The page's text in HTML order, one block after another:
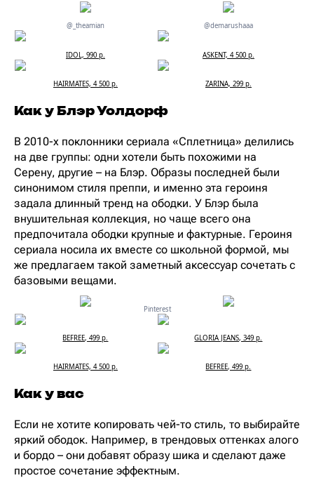
@_theamian @demarushaaa
IDOL, 990 р. ASKENT, 4 500 р.
HAIRMATES, 4 500 р. ZARINA, 299 р.
Как у Блэр Уолдорф
В 2010-х поклонники сериала «Сплетница» делились
на две группы: одни хотели быть похожими на
Серену, другие – на Блэр. Образы последней были
синонимом стиля преппи, и именно эта героиня
задала длинный тренд на ободки. У Блэр была
внушительная коллекция, но чаще всего она
предпочитала ободки крупные и фактурные. Героиня
сериала носила их вместе со школьной формой, мы
же предлагаем такой заметный аксессуар сочетать с
базовыми вещами.
Рinterest
BEFREE, 499 р. GLORIA JEANS, 349 р.
HAIRMATES, 4 500 р. BEFREE, 499 р.
Как у вас
Если не хотите копировать чей-то стиль, то выбирайте
яркий ободок. Например, в трендовых оттенках алого
и бордо – они добавят образу шика и сделают даже
простое сочетание эффектным.